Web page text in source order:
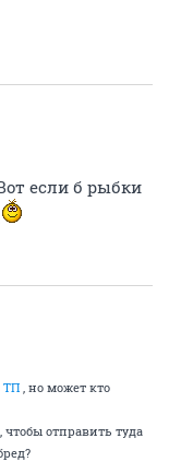
если б рыбки
ТП , но может кто
, чтобы отправить туда